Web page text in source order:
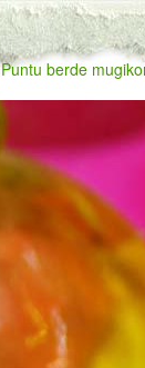
Puntu berde